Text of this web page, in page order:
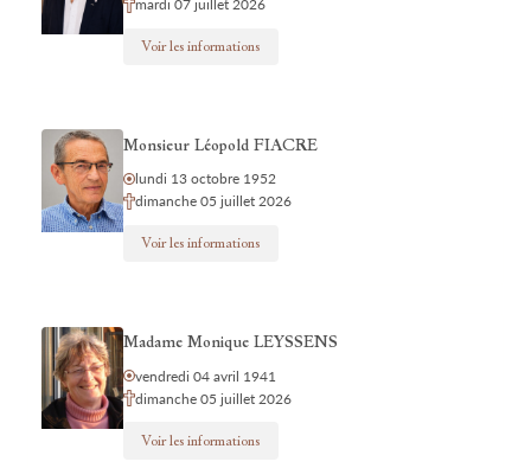
mardi 07 juillet 2026
Voir les informations
Monsieur Léopold FIACRE
lundi 13 octobre 1952
dimanche 05 juillet 2026
Voir les informations
Madame Monique LEYSSENS
vendredi 04 avril 1941
dimanche 05 juillet 2026
Voir les informations